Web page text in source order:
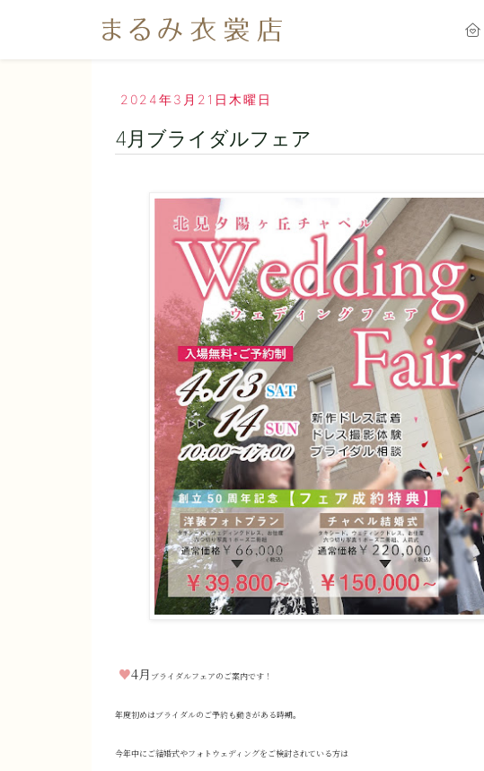
2024年3月21日木曜日
4月ブライダルフェア
♥4月 ブライダルフェアのご案内です！
年度初めはブライダルのご予約も動きがある時期。
今年中にご結婚式やフォトウェディングをご検討されている方は